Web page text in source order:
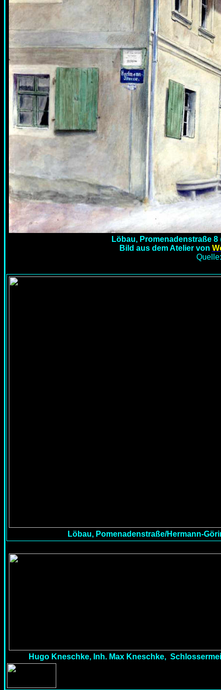
Löbau, Promenadenstraße 8
Bild aus dem Atelier von
Löbau, Pomenadenstraße/Hermann-
Hugo Kneschke, Inh. Max Kneschke,